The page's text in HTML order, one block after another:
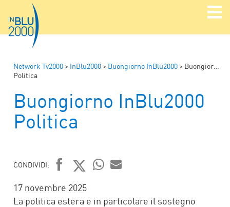
Network Tv2000 > InBlu2000 > Buongiorno InBlu2000 > Buongiorno InBlu2000
Politica
Buongiorno InBlu2000
Politica
CONDIVIDI:
FACEBOOK
TWITTER
17 novembre 2025
La politica estera e in particolare il sostegno